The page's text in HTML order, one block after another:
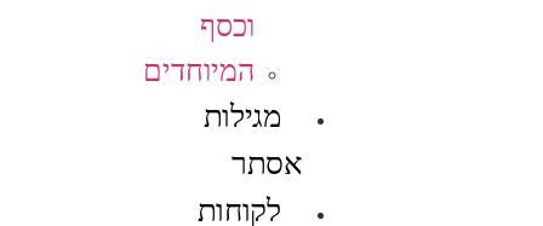
וכסף
המיוחדים
מגילות
אסתר
לקוחות